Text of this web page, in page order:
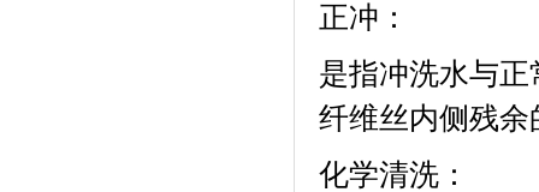
正冲：
是指冲洗水与
纤维丝内侧残
化学清洗：